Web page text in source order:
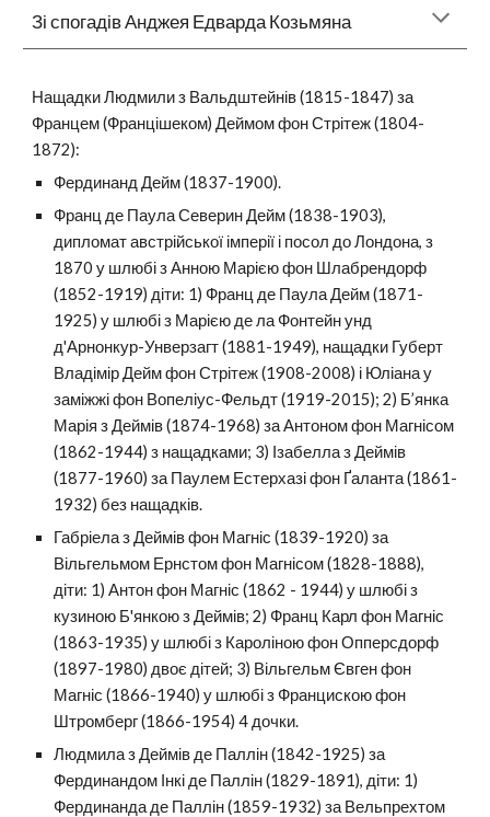
Зі спогадів Анджея Едварда Козьмяна
Нащадки Людмили з Вальдштейнів (1815-1847) за
Францем (Францішеком) Деймом фон Стрітеж (1804-
1872):
Фердинанд Дейм (1837-1900).
Франц де Паула Северин Дейм (1838-1903),
дипломат австрійської імперії і посол до Лондона, з
1870 у шлюбі з Анною Марією фон Шлабрендорф
(1852-1919) діти: 1) Франц де Паула Дейм (1871-
1925) у шлюбі з Марією де ла Фонтейн унд
д'Арнонкур-Унверзагт (1881-1949), нащадки Губерт
Владімір Дейм фон Стрітеж (1908-2008) і Юліана у
заміжжі фон Вопеліус-Фельдт (1919-2015); 2) Б’янка
Марія з Деймів (1874-1968) за Антоном фон Магнісом
(1862-1944) з нащадками; 3) Ізабелла з Деймів
(1877-1960) за Паулем Естерхазі фон Ґаланта (1861-
1932) без нащадків.
Габріела з Деймів фон Магніс (1839-1920) за
Вільгельмом Ернстом фон Магнісом (1828-1888),
діти: 1) Антон фон Магніс (1862 - 1944) у шлюбі з
кузиною Б'янкою з Деймів; 2) Франц Карл фон Магніс
(1863-1935) у шлюбі з Кароліною фон Опперсдорф
(1897-1980) двоє дітей; 3) Вільгельм Євген фон
Магніс (1866-1940) у шлюбі з Францискою фон
Штромберг (1866-1954) 4 дочки.
Людмила з Деймів де Паллін (1842-1925) за
Фердинандом Інкі де Паллін (1829-1891), діти: 1)
Фердинанда де Паллін (1859-1932) за Вельпрехтом